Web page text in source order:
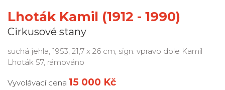
Lhoták Kamil (1912 - 1990)
Cirkusové stany
suchá jehla, 1953, 21,7 x 26 cm, sign. vpravo dole Kamil
Lhoták 57, rámováno
Vyvolávací cena 15 000 Kč